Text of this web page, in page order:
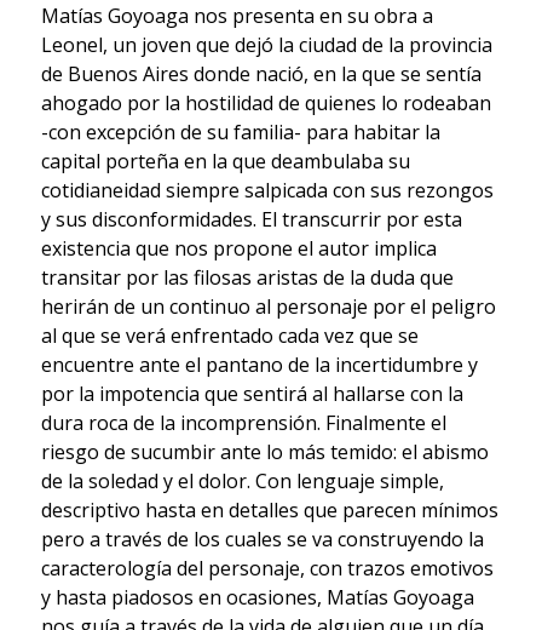
Matías Goyoaga nos presenta en su obra a
Leonel, un joven que dejó la ciudad de la provincia
de Buenos Aires donde nació, en la que se sentía
ahogado por la hostilidad de quienes lo rodeaban
-con excepción de su familia- para habitar la
capital porteña en la que deambulaba su
cotidianeidad siempre salpicada con sus rezongos
y sus disconformidades. El transcurrir por esta
existencia que nos propone el autor implica
transitar por las filosas aristas de la duda que
herirán de un continuo al personaje por el peligro
al que se verá enfrentado cada vez que se
encuentre ante el pantano de la incertidumbre y
por la impotencia que sentirá al hallarse con la
dura roca de la incomprensión. Finalmente el
riesgo de sucumbir ante lo más temido: el abismo
de la soledad y el dolor. Con lenguaje simple,
descriptivo hasta en detalles que parecen mínimos
pero a través de los cuales se va construyendo la
caracterología del personaje, con trazos emotivos
y hasta piadosos en ocasiones, Matías Goyoaga